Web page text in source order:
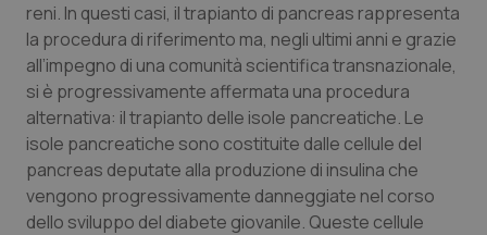
Lazio
Liguria
Lombardia
Marche
Diabete & glucometri
Disturbi dell’umore
Dolore
Donna & Salute
reni. In questi casi, il trapianto di pancreas rappresenta
la procedura di riferimento ma, negli ultimi anni e grazie
all’impegno di una comunità scientifica transnazionale,
si è progressivamente affermata una procedura
alternativa: il trapianto delle isole pancreatiche. Le
isole pancreatiche sono costituite dalle cellule del
pancreas deputate alla produzione di insulina che
vengono progressivamente danneggiate nel corso
dello sviluppo del diabete giovanile. Queste cellule